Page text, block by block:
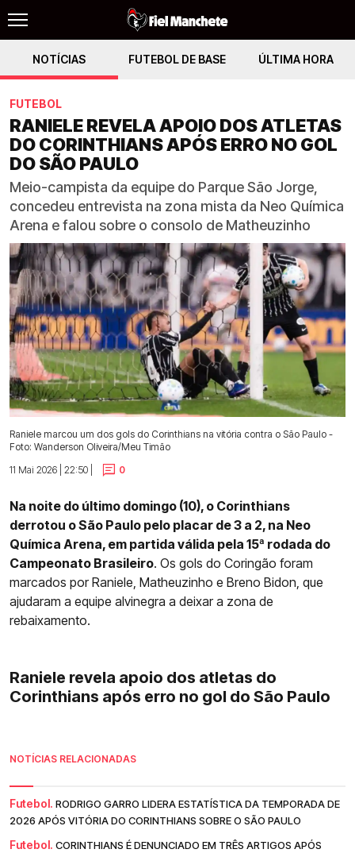
NOTÍCIAS FUTEBOL DE BASE ÚLTIMA HORA
FUTEBOL
RANIELE REVELA APOIO DOS ATLETAS
DO CORINTHIANS APÓS ERRO NO GOL
DO SÃO PAULO
Meio-campista da equipe do Parque São Jorge,
concedeu entrevista na zona mista da Neo Química
Arena e falou sobre o consolo de Matheuzinho
Raniele marcou um dos gols do Corinthians na vitória contra o São Paulo -
Foto: Wanderson Oliveira/Meu Timão
11 Mai 2026 | 22:50 |
0
Na noite do último domingo (10), o Corinthians
derrotou o São Paulo pelo placar de 3 a 2, na Neo
Química Arena, em partida válida pela 15ª rodada do
Campeonato Brasileiro. Os gols do Coringão foram
marcados por Raniele, Matheuzinho e Breno Bidon, que
ajudaram a equipe alvinegra a deixar a zona de
rebaixamento.
Raniele revela apoio dos atletas do
Corinthians após erro no gol do São Paulo
NOTÍCIAS RELACIONADAS
Futebol. RODRIGO GARRO LIDERA ESTATÍSTICA DA TEMPORADA DE
2026 APÓS VITÓRIA DO CORINTHIANS SOBRE O SÃO PAULO
Futebol. CORINTHIANS É DENUNCIADO EM TRÊS ARTIGOS APÓS